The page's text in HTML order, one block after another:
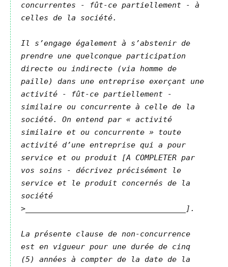
concurrentes - fût-ce partiellement - à
celles de la société.
Il s’engage également à s’abstenir de
prendre une quelconque participation
directe ou indirecte (via homme de
paille) dans une entreprise exerçant une
activité - fût-ce partiellement -
similaire ou concurrente à celle de la
société. On entend par « activité
similaire et ou concurrente » toute
activité d’une entreprise qui a pour
service et ou produit [A COMPLETER par
vos soins - décrivez précisément le
service et le produit concernés de la
société
>___________________________________].
La présente clause de non-concurrence
est en vigueur pour une durée de cinq
(5) années à compter de la date de la